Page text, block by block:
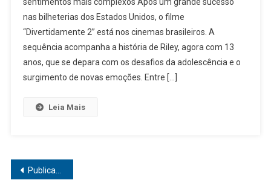
nas bilheterias dos Estados Unidos, o filme
“Divertidamente 2” está nos cinemas brasileiros. A
sequência acompanha a história de Riley, agora com 13
anos, que se depara com os desafios da adolescência e o
surgimento de novas emoções. Entre […]
Leia Mais
Navegação
Publicações mais antigas